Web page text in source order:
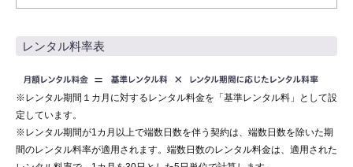
レンタル料率表
※レンタル期間１カ月に対するレンタル料金を「基準レンタル料」として設
定しています。
※レンタル期間が1カ月以上で端数日数を伴う契約は、端数日数を除いた期
間のレンタル料率が適用されます。端数日数のレンタル料金は、適用された